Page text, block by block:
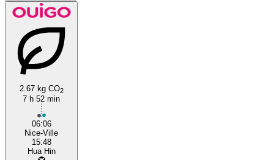
2.67 kg CO2
7 h 52 min
06:06
Nice-Ville
15:48
Hua Hin